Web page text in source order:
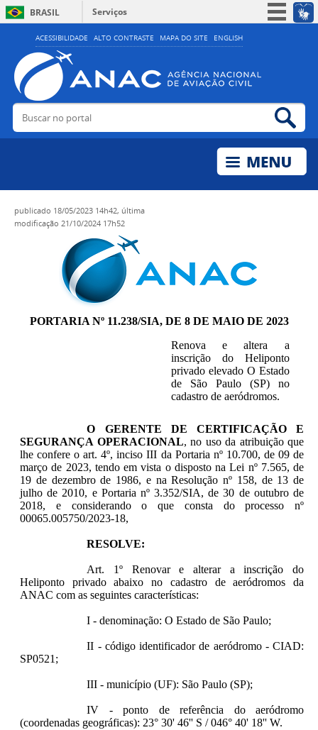
ACESSIBILIDADE ALTO CONTRASTE MAPA DO SITE ENGLISH
BRASIL
Serviços
Simplifique!
Acesso à informação
Legislação
Buscar no portal
publicado 18/05/2023 14h42, última
modificação 21/10/2024 17h52
PORTARIA Nº 11.238/SIA, DE 8 DE MAIO DE 2023
Renova e altera a
inscrição do Heliponto
privado elevado O Estado
de São Paulo (SP) no
cadastro de aeródromos.
O GERENTE DE CERTIFICAÇÃO E
SEGURANÇA OPERACIONAL, no uso da atribuição que
lhe confere o art. 4º, inciso III da Portaria nº 10.700, de 09 de
março de 2023, tendo em vista o disposto na Lei nº 7.565, de
19 de dezembro de 1986, e na Resolução nº 158, de 13 de
julho de 2010, e Portaria nº 3.352/SIA, de 30 de outubro de
2018, e considerando o que consta do processo nº
00065.005750/2023-18,
RESOLVE:
Art. 1º Renovar e alterar a inscrição do
Heliponto privado abaixo no cadastro de aeródromos da
ANAC com as seguintes características:
I - denominação: O Estado de São Paulo;
II - código identificador de aeródromo - CIAD:
SP0521;
III - município (UF): São Paulo (SP);
IV - ponto de referência do aeródromo
(coordenadas geográficas): 23° 30' 46'' S / 046° 40' 18'' W.